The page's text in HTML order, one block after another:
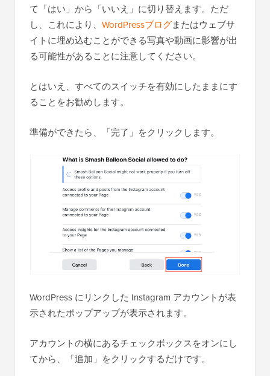
て「はい」から「いいえ」に切り替えます。ただ
し、これにより、 WordPressブログまたはウェブサ
イトに埋め込むことができる写真や動画に影響が出
る可能性があることに注意してください。
とはいえ、すべてのスイッチを有効にしたままにす
ることをお勧めします。
準備ができたら、「完了」をクリックします。
WordPress にリンクした Instagram アカウントが表
示されたポップアップが表示されます。
アカウントの横にあるチェックボックスをオンにし
てから、「追加」をクリックするだけです。